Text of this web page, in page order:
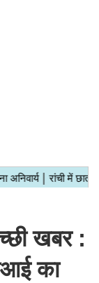
खबर :
का